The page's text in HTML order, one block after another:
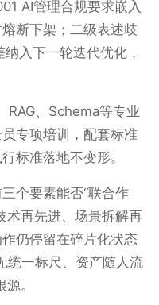
AI管理合规要求嵌入
断下架；二级表述歧
入下一轮迭代优化，
RAG、Schema等专业
专项培训，配套标准
标准落地不变形。
个要素能否“联合作
术再先进、场景拆解再
仍停留在碎片化状态
一标尺、资产随人流
。